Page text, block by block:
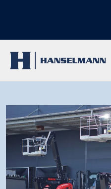
SCOPRI I NOSTRI CORSI